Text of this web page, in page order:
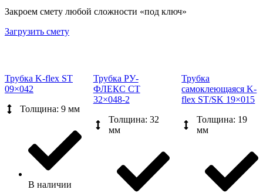
Закроем смету любой сложности «под ключ»
Загрузить смету
Трубка K-flex ST
09×042
Толщина: 9 мм
В наличии
Трубка РУ-
ФЛЕКС СТ
32×048-2
Толщина: 32
мм
Трубка
самоклеющаяся K-
flex ST/SK 19×015
Толщина: 19
мм